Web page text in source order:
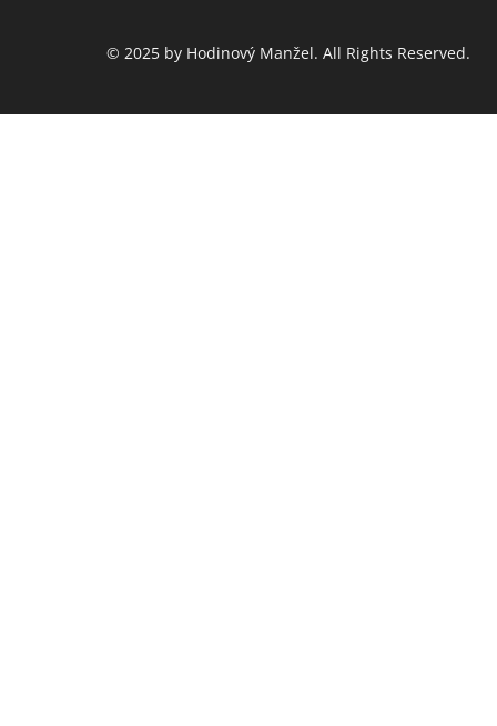
© 2025 by Hodinový Manžel. All Rights Reserved.